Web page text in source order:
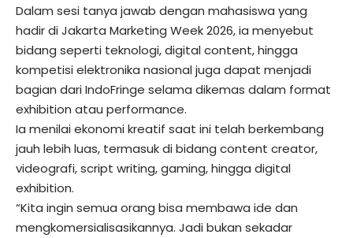
Dalam sesi tanya jawab dengan mahasiswa yang
hadir di Jakarta Marketing Week 2026, ia menyebut
bidang seperti teknologi, digital content, hingga
kompetisi elektronika nasional juga dapat menjadi
bagian dari IndoFringe selama dikemas dalam format
exhibition atau performance.
Ia menilai ekonomi kreatif saat ini telah berkembang
jauh lebih luas, termasuk di bidang content creator,
videografi, script writing, gaming, hingga digital
exhibition.
“Kita ingin semua orang bisa membawa ide dan
mengkomersialisasikannya. Jadi bukan sekadar